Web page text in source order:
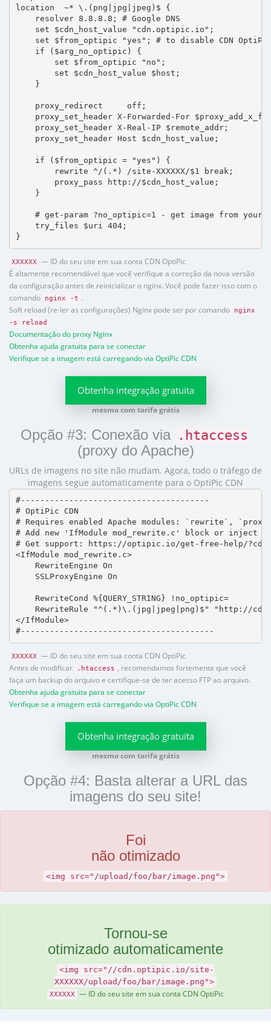
location  ~* \.(png|jpg|jpeg)$ {
    resolver 8.8.8.8; # Google DNS
    set $cdn_host_value "cdn.optipic.io";
set $from_optipic "yes"; # to disable CDN
    if ($arg_no_optipic) {
        set $from_optipic "no";
        set $cdn_host_value $host;
    }
    proxy_redirect     off;
proxy_set_header X-Forwarded-For
    proxy_set_header X-Real-IP $remote_addr;
    proxy_set_header Host $cdn_host_value;
    if ($from_optipic = "yes") {
        rewrite ^/(.*) /site-XXXXXX/$1 break;
        proxy_pass http://$cdn_host_value;
    }
# get-param ?no_optipic=1 - get image from your
    try_files $uri 404;
}
XXXXXX
— ID do seu site em sua conta CDN OptiPic
É altamente recomendável que você verifique a correção da nova versão
da configuração antes de reinicializar o nginx. Você pode fazer isso com o
comando
nginx -t .
Soft reload (re-ler as configurações) Nginx pode ser por comando
nginx
-s reload
Documentação do proxy Nginx
Obtenha ajuda gratuita para se conectar
Verifique se a imagem está carregando via OptiPic CDN
Obtenha integração gratuita
mesmo com tarifa grátis
Opção #3: Conexão via .htaccess
(proxy do Apache)
URLs de imagens no site não mudam. Agora, todo o tráfego de
imagens segue automaticamente para o OptiPic CDN
#---------------------------------------
# OptiPic CDN
# Requires enabled Apache modules: `rewrite`,
# Add new 'IfModule mod_rewrite.c' block or inject
# Get support: https://optipic.io/get-free-help/
<IfModule mod_rewrite.c>
    RewriteEngine On
    SSLProxyEngine On
    RewriteCond %{QUERY_STRING} !no_optipic=
RewriteRule "^(.*)\.(jpg|jpeg|png)$" "http://
</IfModule>
#----------------------------------------
XXXXXX
— ID do seu site em sua conta CDN OptiPic
Antes de modificar
.htaccess
, recomendamos fortemente que você
faça um backup do arquivo e certifique-se de ter acesso FTP ao arquivo.
Obtenha ajuda gratuita para se conectar
Verifique se a imagem está carregando via OptiPic CDN
Obtenha integração gratuita
mesmo com tarifa grátis
Opção #4: Basta alterar a URL das
imagens do seu site!
Foi
não otimizado
<img src="/upload/foo/bar/image.png">
Tornou-se
otimizado automaticamente
<img src="//cdn.optipic.io/site-
XXXXXX/upload/foo/bar/image.png">
XXXXXX — ID do seu site em sua conta CDN OptiPic